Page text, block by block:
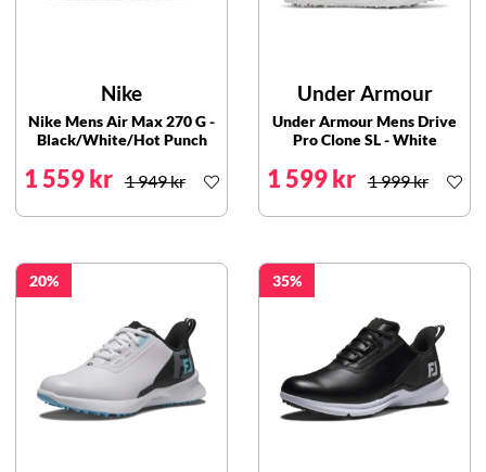
Nike
Nike Mens Air Max 270 G -
Black/White/Hot Punch
1 559 kr 1 949 kr
Under Armour
Under Armour Mens Drive
Pro Clone SL - White
1 599 kr 1 999 kr
20 35